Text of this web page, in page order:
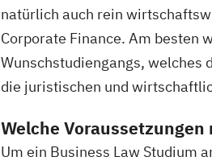
natürlich auch rein
Corporate Finance. Am besten
Wunschstudiengangs, welches
die juristischen und
Welche
Um ein Business Law Studium